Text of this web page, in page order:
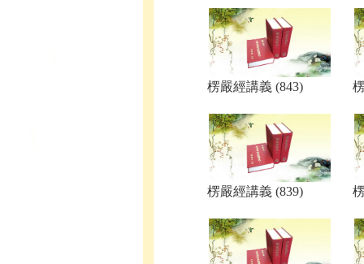
楞嚴經講義 (843)
楞嚴經講義 (839)